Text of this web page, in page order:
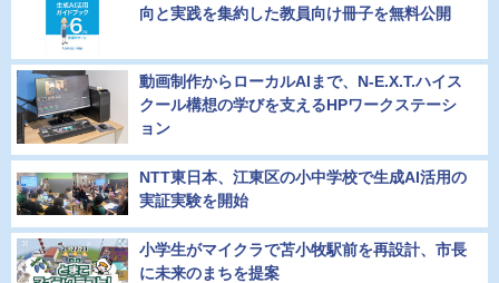
向と実践を集約した教員向け冊子を無料公開
動画制作からローカルAIまで、N-E.X.T.ハイス
クール構想の学びを支えるHPワークステーシ
ョン
NTT東日本、江東区の小中学校で生成AI活用の
実証実験を開始
小学生がマイクラで苫小牧駅前を再設計、市長
に未来のまちを提案